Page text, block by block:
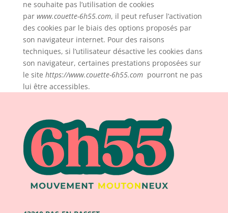
ne souhaite pas l’utilisation de cookies
par www.couette-6h55.com, il peut refuser l’activation
des cookies par le biais des options proposés par
son navigateur internet. Pour des raisons
techniques, si l’utilisateur désactive les cookies dans
son navigateur, certaines prestations proposées sur
le site https://www.couette-6h55.com pourront ne pas
lui être accessibles.